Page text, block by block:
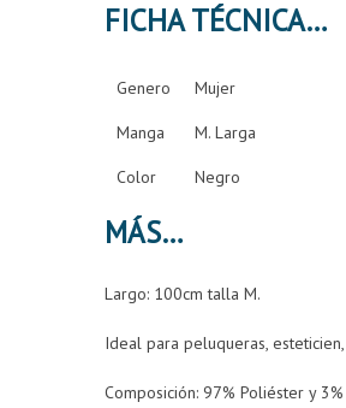
FICHA TÉCNICA
Genero Mujer
Manga M. Larga
Color Negro
MÁS
Largo: 100cm talla M.
Ideal para peluqueras,
Composición: 97% Poliéster y